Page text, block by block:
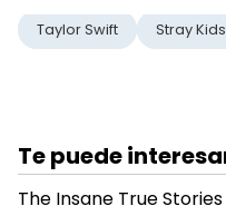
Taylor Swift Stray Kids